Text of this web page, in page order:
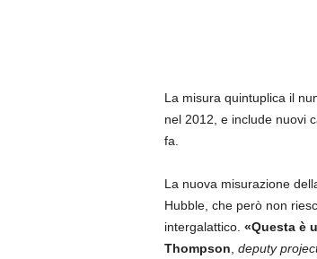
La misura quintuplica il
nel 2012, e include nuovi
fa.
La nuova misurazione
Hubble, che però non
intergalattico. «Questa è
Thompson, deputy